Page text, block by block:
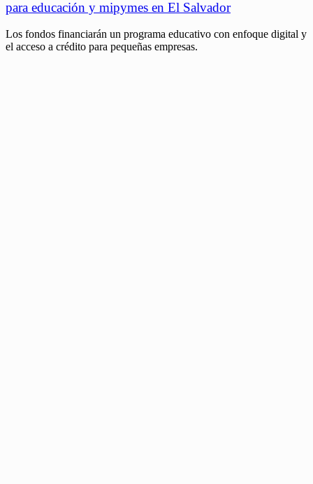
para educación y mipymes en El Salvador
Los fondos financiarán un programa educativo con enfoque digital y
el acceso a crédito para pequeñas empresas.